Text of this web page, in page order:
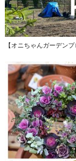
【オニちゃんガーデン